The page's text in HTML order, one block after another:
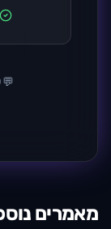
מאמרים